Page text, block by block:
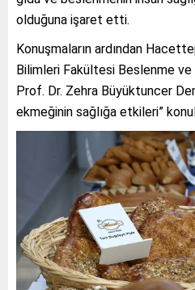
olduğuna işaret etti.
Konuşmaların ardından
Bilimleri Fakültesi Beslenme
Prof. Dr. Zehra Büyüktuncer
ekmeğinin sağlığa etkileri”